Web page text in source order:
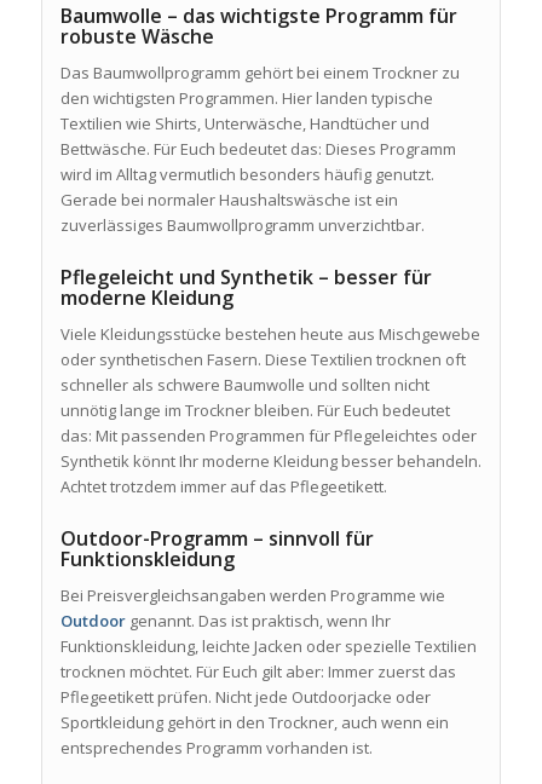
Baumwolle – das wichtigste Programm für
robuste Wäsche
Das Baumwollprogramm gehört bei einem Trockner zu
den wichtigsten Programmen. Hier landen typische
Textilien wie Shirts, Unterwäsche, Handtücher und
Bettwäsche. Für Euch bedeutet das: Dieses Programm
wird im Alltag vermutlich besonders häufig genutzt.
Gerade bei normaler Haushaltswäsche ist ein
zuverlässiges Baumwollprogramm unverzichtbar.
Pflegeleicht und Synthetik – besser für
moderne Kleidung
Viele Kleidungsstücke bestehen heute aus Mischgewebe
oder synthetischen Fasern. Diese Textilien trocknen oft
schneller als schwere Baumwolle und sollten nicht
unnötig lange im Trockner bleiben. Für Euch bedeutet
das: Mit passenden Programmen für Pflegeleichtes oder
Synthetik könnt Ihr moderne Kleidung besser behandeln.
Achtet trotzdem immer auf das Pflegeetikett.
Outdoor-Programm – sinnvoll für
Funktionskleidung
Bei Preisvergleichsangaben werden Programme wie
Outdoorgenannt. Das ist praktisch, wenn Ihr
Funktionskleidung, leichte Jacken oder spezielle Textilien
trocknen möchtet. Für Euch gilt aber: Immer zuerst das
Pflegeetikett prüfen. Nicht jede Outdoorjacke oder
Sportkleidung gehört in den Trockner, auch wenn ein
entsprechendes Programm vorhanden ist.